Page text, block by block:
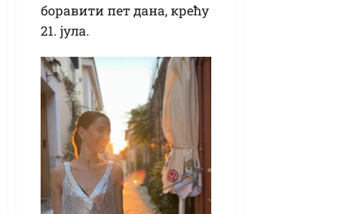
боравити пет дана, крећу
21. јула.